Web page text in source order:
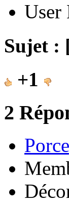
User
Sujet :
+1
2